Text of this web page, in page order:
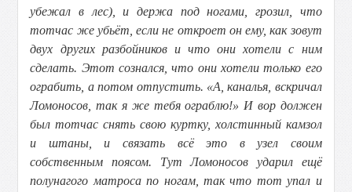
убежал в лес), и держа под ногами, грозил, что
тотчас же убьёт, если не откроет он ему, как зовут
двух других разбойников и что они хотели с ним
сделать. Этот сознался, что они хотели только его
ограбить, а потом отпустить. «А, каналья, вскричал
Ломоносов, так я же тебя ограблю!» И вор должен
был тотчас снять свою куртку, холстинный камзол
и штаны, и связать всё это в узел своим
собственным поясом. Тут Ломоносов ударил ещё
полунагого матроса по ногам, так что тот упал и